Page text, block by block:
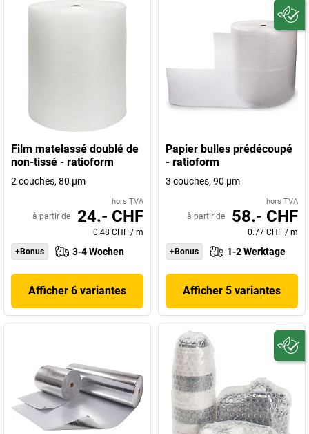
Film matelassé doublé de
non-tissé - ratioform
2 couches, 80 µm
hors TVA
à partir de 24.- CHF
0.48 CHF / m
+Bonus
3-4 Wochen
Afficher 6 variantes
Papier bulles prédécoupé
- ratioform
3 couches, 90 µm
hors TVA
à partir de 58.- CHF
0.77 CHF / m
+Bonus
1-2 Werktage
Afficher 5 variantes